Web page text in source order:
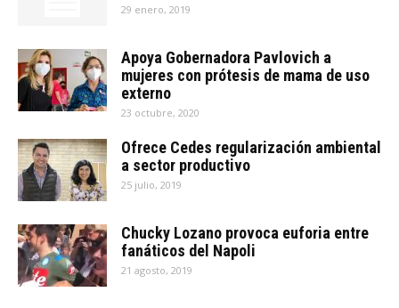
29 enero, 2019
Apoya Gobernadora Pavlovich a
mujeres con prótesis de mama de uso
externo
23 octubre, 2020
Ofrece Cedes regularización ambiental
a sector productivo
25 julio, 2019
Chucky Lozano provoca euforia entre
fanáticos del Napoli
21 agosto, 2019